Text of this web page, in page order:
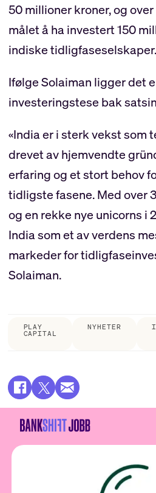
50 millioner kroner, og
målet å ha investert 150
indiske tidligfaseselskaper.
Ifølge Solaiman ligger det
investeringstese bak
«India er i sterk vekst som
drevet av hjemvendte
erfaring og et stort behov
tidligste fasene. Med over
og en rekke nye unicorns i
India som et av verdens
markeder for
Solaiman.
PLAY
CAPITAL
NYHETER